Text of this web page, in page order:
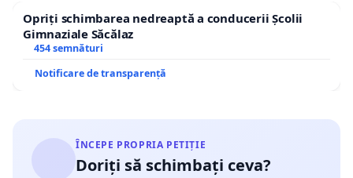
Opriți schimbarea nedreaptă a conducerii Școlii
Gimnaziale Săcălaz
454 semnături
Notificare de transparență
ÎNCEPE PROPRIA PETIȚIE
Doriți să schimbați ceva?